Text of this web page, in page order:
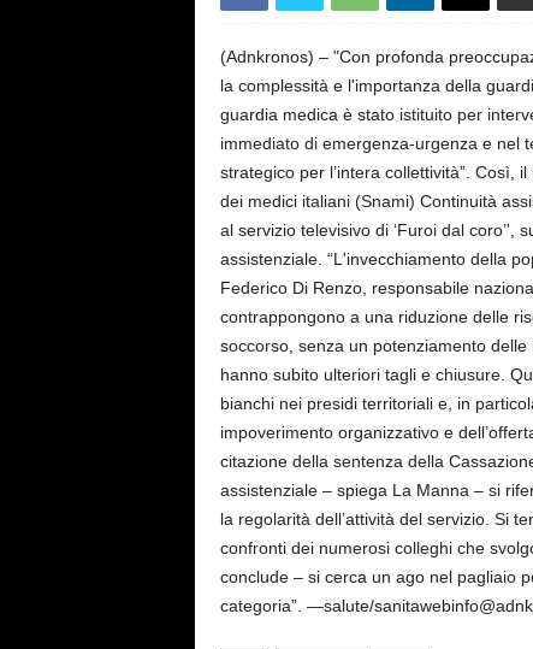
(Adnkronos) – "Con profonda
la complessità e l'importanza della
guardia medica è stato istituito per
immediato di emergenza-urgenza e nel
strategico per l’intera collettività”. Così,
dei medici italiani (Snami) Continuità
al servizio televisivo di ‘Furoi dal coro’',
assistenziale. “L'invecchiamento della
Federico Di Renzo, responsabile
contrappongono a una riduzione delle
soccorso, senza un potenziamento
hanno subito ulteriori tagli e chiusure.
bianchi nei presidi territoriali e, in
impoverimento organizzativo e
citazione della sentenza della
assistenziale – spiega La Manna – si
la regolarità dell’attività del servizio. Si
confronti dei numerosi colleghi che
conclude – si cerca un ago nel pagliaio
categoria”. —salute/